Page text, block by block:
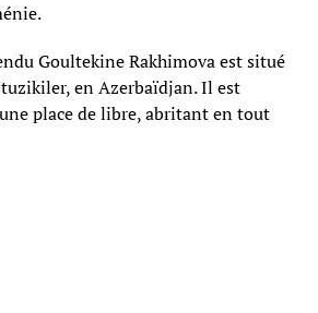
Goultekine Rakhimova est situé
en Azerbaïdjan. Il est
place de libre, abritant en tout